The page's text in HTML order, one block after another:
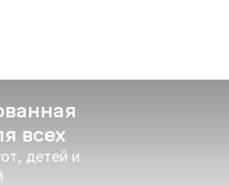
всех
детей и